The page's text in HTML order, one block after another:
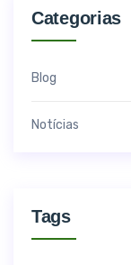
Categorias
Blog
Notícias
Tags